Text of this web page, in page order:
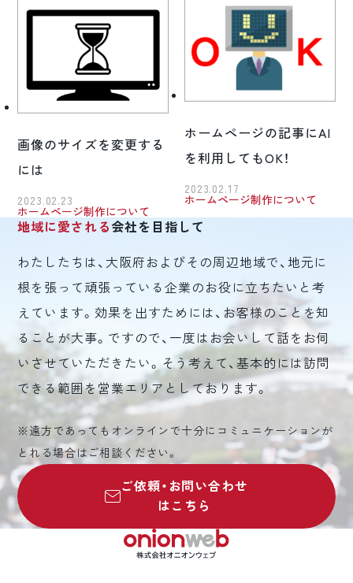
画像のサイズを変更する
には
2023.02.23
ホームページ制作について
ホームページの記事にAI
を利用してもOK！
2023.02.17
ホームページ制作について
地域に愛される会社を目指して
わたしたちは、大阪府およびその周辺地域で、地元に
根を張って頑張っている企業のお役に立ちたいと考
えています。効果を出すためには、お客様のことを知
ることが大事。ですので、一度はお会いして話をお伺
いさせていただきたい。そう考えて、基本的には訪問
できる範囲を営業エリアとしております。
※遠方であってもオンラインで十分にコミュニケーションが
とれる場合はご相談ください。
ご依頼・お問い合わせ
はこちら